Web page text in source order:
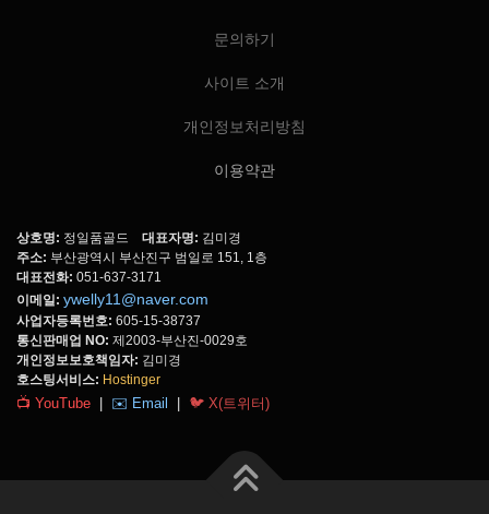
문의하기
사이트 소개
개인정보처리방침
이용약관
상호명: 정일품골드 대표자명: 김미경
주소: 부산광역시 부산진구 범일로 151, 1층
대표전화: 051-637-3171
이메일: ywelly11@naver.com
사업자등록번호: 605-15-38737
통신판매업 NO: 제2003-부산진-0029호
개인정보보호책임자: 김미경
호스팅서비스: Hostinger
📺 YouTube ✉️ Email 🐦 X(트위터)